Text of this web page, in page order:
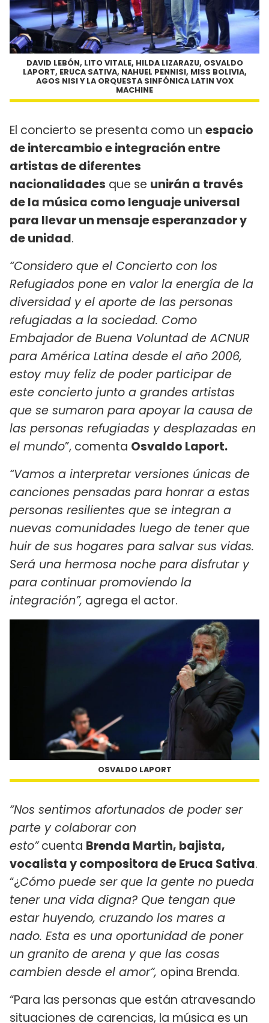
DAVID LEBÓN, LITO VITALE, HILDA LIZARAZU, OSVALDO
LAPORT, ERUCA SATIVA, NAHUEL PENNISI, MISS BOLIVIA,
AGOS NISI Y LA ORQUESTA SINFÓNICA LATIN VOX
MACHINE
El concierto se presenta como un espacio
de intercambio e integración entre
artistas de diferentes
nacionalidades que se unirán a través
de la música como lenguaje universal
para llevar un mensaje esperanzador y
de unidad.
“Considero que el Concierto con los
Refugiados pone en valor la energía de la
diversidad y el aporte de las personas
refugiadas a la sociedad. Como
Embajador de Buena Voluntad de ACNUR
para América Latina desde el año 2006,
estoy muy feliz de poder participar de
este concierto junto a grandes artistas
que se sumaron para apoyar la causa de
las personas refugiadas y desplazadas en
el mundo”, comenta Osvaldo Laport.
“Vamos a interpretar versiones únicas de
canciones pensadas para honrar a estas
personas resilientes que se integran a
nuevas comunidades luego de tener que
huir de sus hogares para salvar sus vidas.
Será una hermosa noche para disfrutar y
para continuar promoviendo la
integración”, agrega el actor.
OSVALDO LAPORT
“Nos sentimos afortunados de poder ser
parte y colaborar con
esto”cuenta Brenda Martin, bajista,
vocalista y compositora deEruca Sativa.
“¿Cómo puede ser que la gente no pueda
tener una vida digna? Que tengan que
estar huyendo, cruzando los mares a
nado. Esta es una oportunidad de poner
un granito de arena y que las cosas
cambien desde el amor”, opina Brenda.
“Para las personas que están atravesando
situaciones de carencias, la música es un